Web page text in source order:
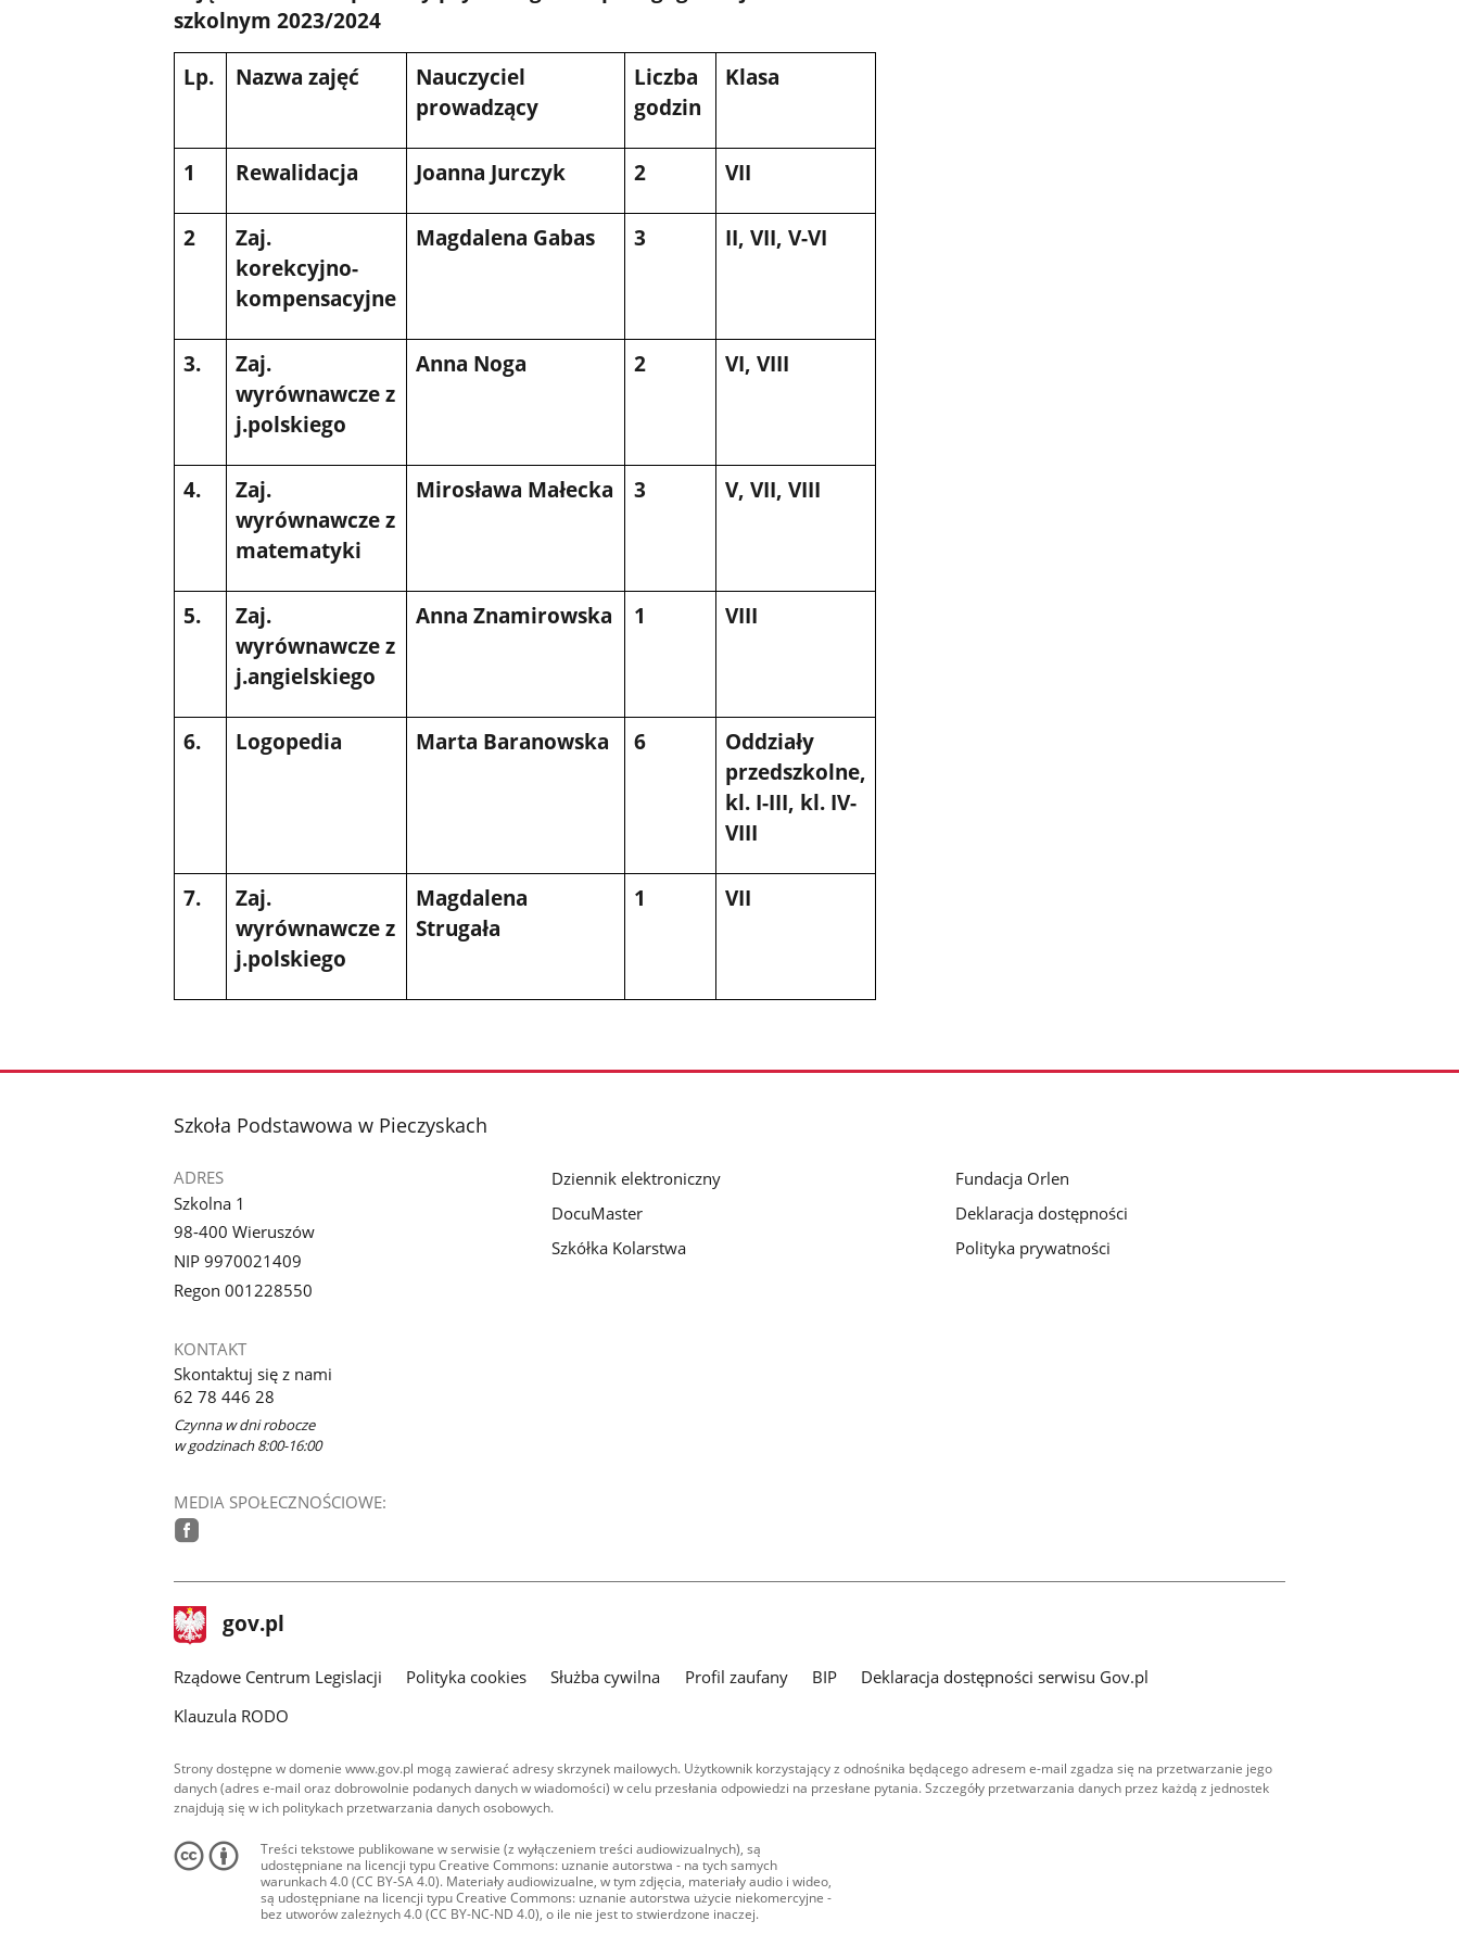
szkolnym 2023/2024
Lp. Nazwa zajęć
Nauczyciel
prowadzący
Liczba
godzin
Klasa
1 Rewalidacja Joanna Jurczyk 2 VII
2
Zaj.
korekcyjno-
kompensacyjne
Magdalena Gabas 3 II, VII, V-VI
3.
Zaj.
wyrównawcze z
j.polskiego
Anna Noga 2 VI, VIII
4.
Zaj.
wyrównawcze z
matematyki
Mirosława Małecka 3 V, VII, VIII
5.
Zaj.
wyrównawcze z
j.angielskiego
Anna Znamirowska 1 VIII
6. Logopedia Marta Baranowska 6
Oddziały
przedszkolne,
kl. I-III, kl. IV-
VIII
7.
Zaj.
wyrównawcze z
j.polskiego
Magdalena
Strugała
1 VII
stopka
Szkoła Podstawowa w Pieczyskach
ADRES
Szkolna 1
98-400 Wieruszów
NIP 9970021409
Regon 001228550
KONTAKT
Skontaktuj się z nami
62 78 446 28
Czynna w dni robocze
w godzinach 8:00-16:00
MEDIA SPOŁECZNOŚCIOWE:
Dziennik elektroniczny
DocuMaster
Szkółka Kolarstwa
Fundacja Orlen
Deklaracja dostępności
Polityka prywatności
stopka
gov.pl Strona
gov.pl
Rządowe Centrum Legislacji Polityka cookies Służba cywilna Profil zaufany BIP
Deklaracja dostępności serwisu Gov.pl
Klauzula RODO
Strony dostępne w domenie www.gov.pl mogą zawierać adresy skrzynek mailowych. Użytkownik korzystający z odnośnika będącego adresem e-mail zgadza się na przetwarzanie jego
danych (adres e-mail oraz dobrowolnie podanych danych w wiadomości) w celu przesłania odpowiedzi na przesłane pytania. Szczegóły przetwarzania danych przez każdą z jednostek
znajdują się w ich politykach przetwarzania danych osobowych.
Treści tekstowe publikowane w serwisie (z wyłączeniem treści audiowizualnych), są
udostępniane na licencji typu Creative Commons: uznanie autorstwa - na tych samych
warunkach 4.0 (CC BY-SA 4.0). Materiały audiowizualne, w tym zdjęcia, materiały audio i wideo,
są udostępniane na licencji typu Creative Commons: uznanie autorstwa użycie niekomercyjne -
bez utworów zależnych 4.0 (CC BY-NC-ND 4.0), o ile nie jest to stwierdzone inaczej.